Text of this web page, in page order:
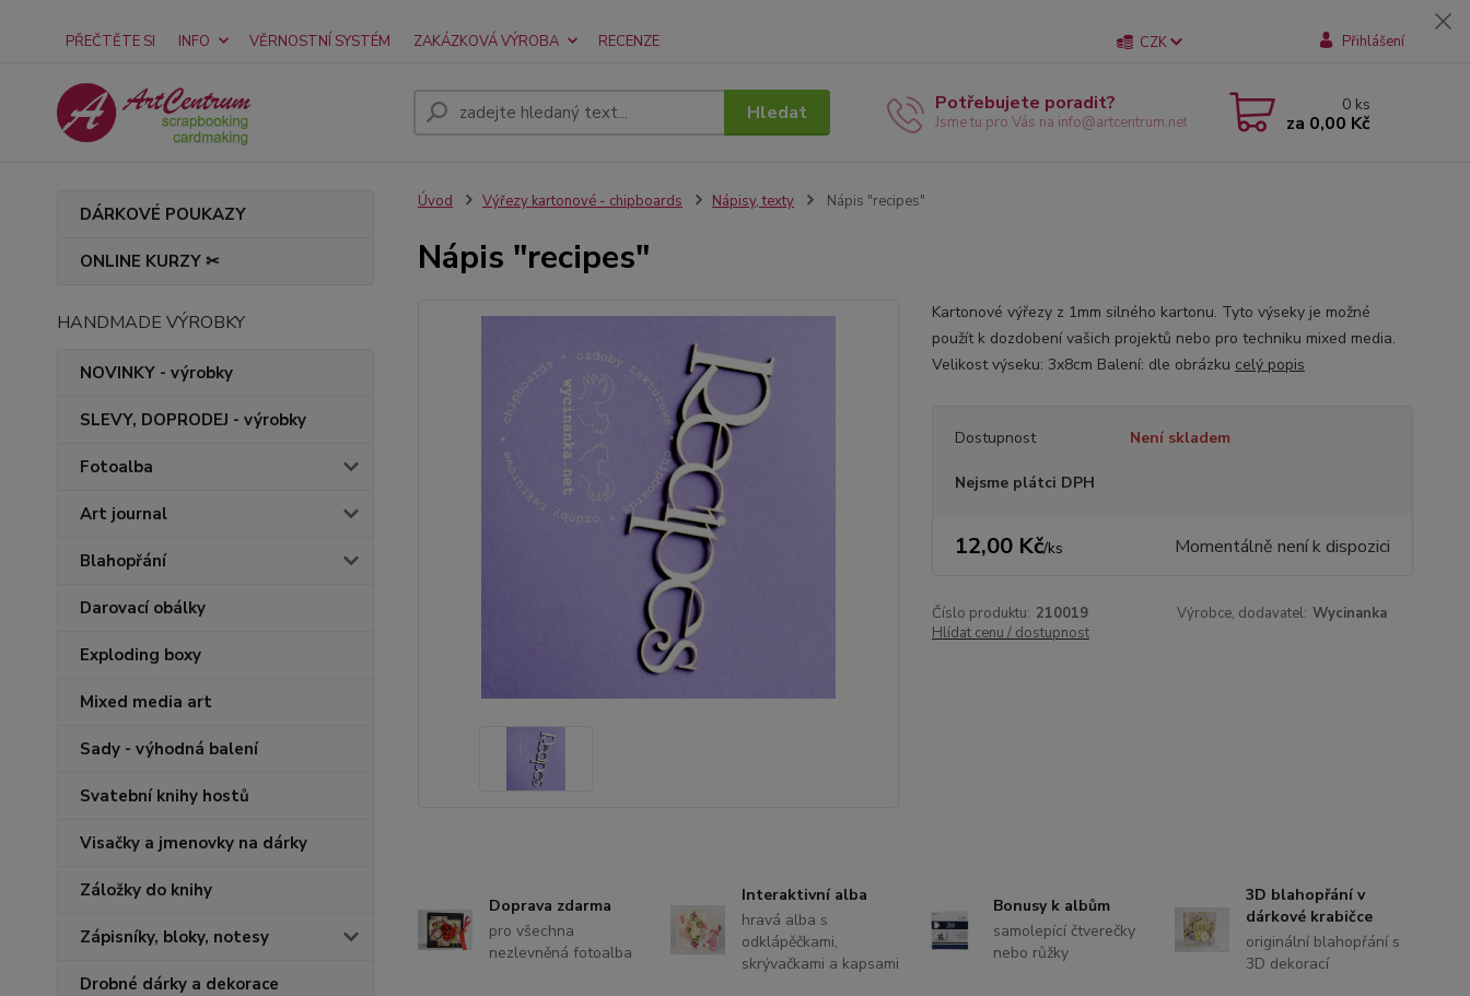
PŘEČTĚTE SI INFO VĚRNOSTNÍ SYSTÉM ZAKÁZKOVÁ VÝROBA RECENZE CZK Přihlášení
Hledat Potřebujete poradit?
Jsme tu pro Vás na info@artcentrum.net
0 ks
za 0,00 Kč
DÁRKOVÉ POUKAZY
ONLINE KURZY ✂
HANDMADE VÝROBKY
NOVINKY - výrobky
SLEVY, DOPRODEJ - výrobky
Fotoalba
Art journal
Blahopřání
Darovací obálky
Exploding boxy
Mixed media art
Sady - výhodná balení
Svatební knihy hostů
Visačky a jmenovky na dárky
Záložky do knihy
Zápisníky, bloky, notesy
Drobné dárky a dekorace
Úvod Výřezy kartonové - chipboards Nápisy, texty Nápis "recipes"
Nápis "recipes"
Kartonové výřezy z 1mm silného kartonu. Tyto výseky je možné
použít k dozdobení vašich projektů nebo pro techniku mixed media.
Velikost výseku: 3x8cm Balení: dle obrázku celý popis
Dostupnost Není skladem
Nejsme plátci DPH
12,00 Kč/ks Momentálně není k dispozici
Číslo produktu: 210019 Výrobce, dodavatel: Wycinanka
Hlídat cenu / dostupnost
Doprava zdarma
pro všechna
nezlevněná fotoalba
Interaktivní alba
hravá alba s
odklápěčkami,
skrývačkami a kapsami
Bonusy k albům
samolepící čtverečky
nebo růžky
3D blahopřání v
dárkové krabičce
originální blahopřání s
3D dekorací